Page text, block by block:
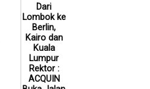
Dari
Lombok ke
Berlin,
Kairo dan
Kuala
Lumpur
Rektor :
ACQUIN